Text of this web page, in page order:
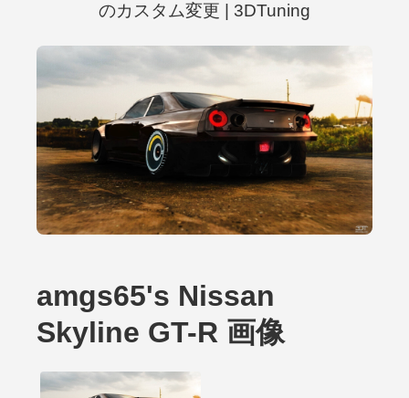
のカスタム変更 | 3DTuning
amgs65's Nissan
Skyline GT-R 画像